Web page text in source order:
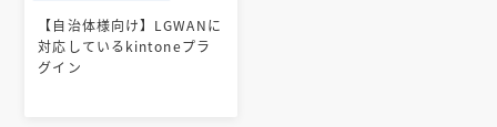
【自治体様向け】LGWANに
対応しているkintoneプラ
グイン